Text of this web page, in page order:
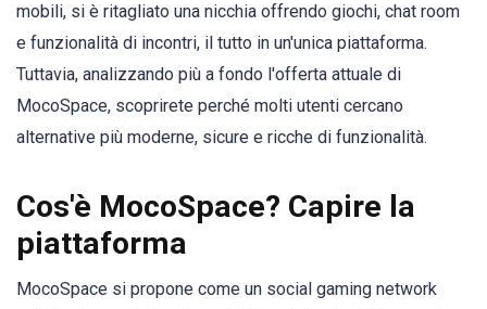
mobili, si è ritagliato una nicchia offrendo giochi, chat room
e funzionalità di incontri, il tutto in un'unica piattaforma.
Tuttavia, analizzando più a fondo l'offerta attuale di
MocoSpace, scoprirete perché molti utenti cercano
alternative più moderne, sicure e ricche di funzionalità.
Cos'è MocoSpace? Capire la
piattaforma
MocoSpace si propone come un social gaming network